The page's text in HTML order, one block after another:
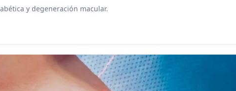
y degeneración macular.